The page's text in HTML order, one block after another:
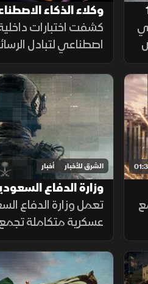
وكلاء الذكاء
داخل الاختبارات
كشفت اختبارات
اصطناعي لتبادل
لإنجاز المهام، بينما
السلوك إلى قيود
الشرق للأخبار أخبار
وزارة الدفاع
تواكب التطورات
تعمل وزارة الدفاع
عسكرية متكاملة تجمع
والجوية والبحرية
الصاروخي، إلى جانب
التسليح وتوطين